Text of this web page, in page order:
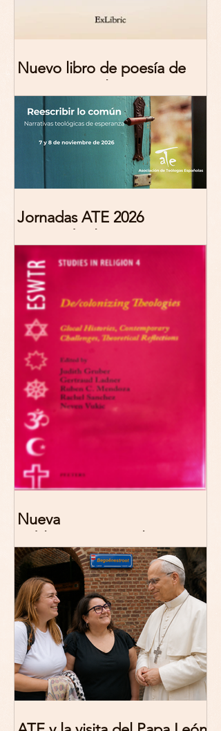
Nuevo libro de poesía de
Jornadas ATE 2026
Narrativas teológicas de
esperanza" 7-8 Noviembre
2026 Madrid
Nueva
Theologies. Glocal Histories,
Contemporary Challenges,
Theoretical Reflections